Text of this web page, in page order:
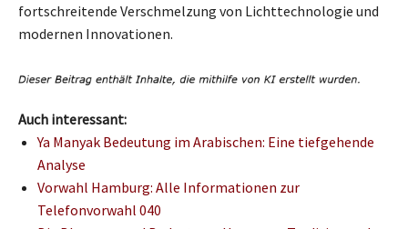
fortschreitende Verschmelzung von Lichttechnologie und
modernen Innovationen.
Auch interessant:
Ya Manyak Bedeutung im Arabischen: Eine tiefgehende
Analyse
Vorwahl Hamburg: Alle Informationen zur
Telefonvorwahl 040